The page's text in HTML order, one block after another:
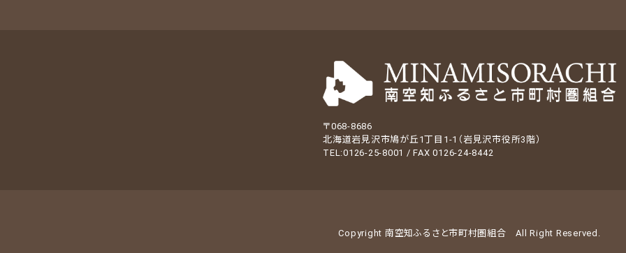
〒068-8686
北海道岩見沢市鳩が丘1丁目1-1（岩見沢市役所3階）
TEL:0126-25-8001 / FAX 0126-24-8442
Copyright 南空知ふるさと市町村圏組合All Right Reserved.